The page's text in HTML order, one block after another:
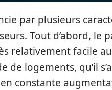
par plusieurs
Tout d’abord, le
relativement facile
de logements, qu’il
constante